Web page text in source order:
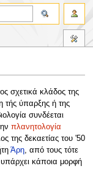
σχετικά κλάδος της
τής ύπαρξης ή της
συνδέεται
πλανητολογία
της δεκαετίας του '50
Άρη, από τους τότε
υπάρχει κάποια μορφή